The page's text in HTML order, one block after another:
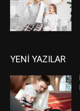
YENİ YAZILAR